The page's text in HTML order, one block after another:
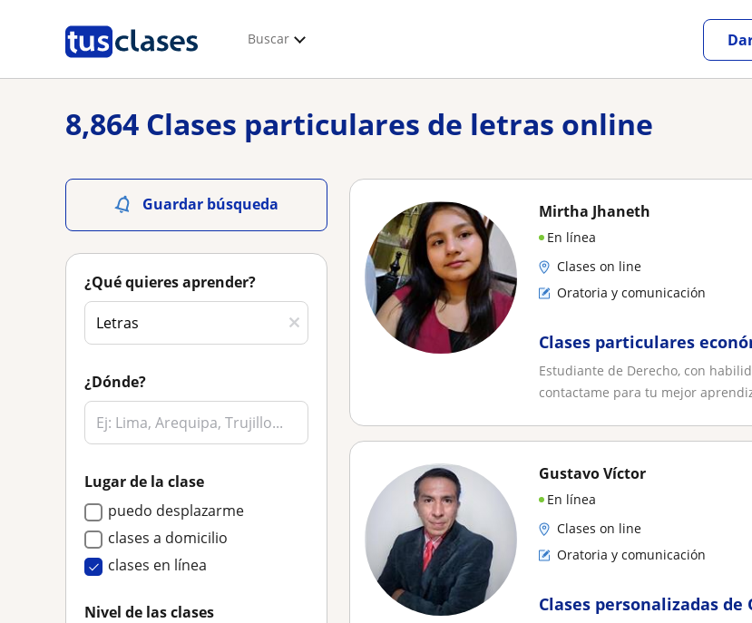
Buscar
8,864 Clases particulares de letras online
Guardar búsqueda
¿Qué quieres aprender?
¿Dónde?
Lugar de la clase
puedo desplazarme
clases a domicilio
clases en línea
Nivel de las clases
Mirtha Jhaneth
En línea
Clases on line
Oratoria y comunicación
Clases particulares
Estudiante de Derecho, con
contactame para tu mejor
Gustavo Víctor
En línea
Clases on line
Oratoria y comunicación
Clases personalizadas